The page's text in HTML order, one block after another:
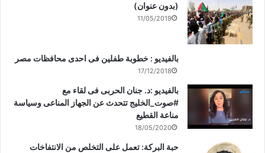
(بدون عنوان)
11/05/2019
بالفيديو : خطوبة طفلين فى احدى محافظات مصر
17/12/2018
بالفيديو :د. جنان الحربى فى لقاء مع
#صوت_الخليج تتحدث عن الجهاز المناعى وسياسة
مناعة القطيع
18/05/2020
حبة البركة: تعمل على التخلص من الانتفاخات